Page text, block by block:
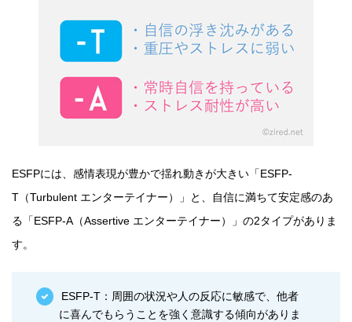
ESFPには、感情表現が豊かで揺れ動きが大きい「ESFP-
T（Turbulent エンターテイナー）」と、自信に満ちて安定感のあ
る「ESFP-A（Assertive エンターテイナー）」の2タイプがありま
す。
ESFP-T：周囲の状況や人の反応に敏感で、他者
に喜んでもらうことを強く意識する傾向がありま